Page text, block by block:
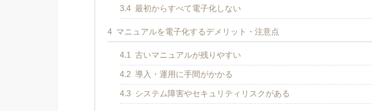
3.4 最初からすべて電子化しない
4 マニュアルを電子化するデメリット・注意点
4.1 古いマニュアルが残りやすい
4.2 導入・運用に手間がかかる
4.3 システム障害やセキュリティリスクがある